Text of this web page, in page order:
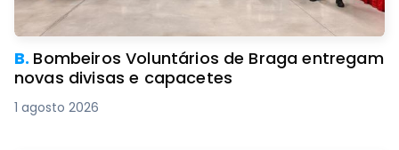
B. Bombeiros Voluntários de Braga entregam
novas divisas e capacetes
1 agosto 2026